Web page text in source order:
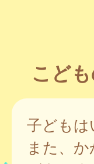
こど
子ども
また、